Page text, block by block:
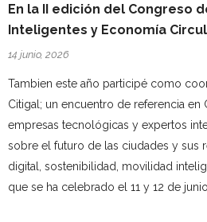
En la II edición del Congreso
Inteligentes y Economía
14 junio, 2026
Tambien este año participé como
Citigal; un encuentro de referencia en
empresas tecnológicas y expertos
sobre el futuro de las ciudades y sus
digital, sostenibilidad, movilidad
que se ha celebrado el 11 y 12 de